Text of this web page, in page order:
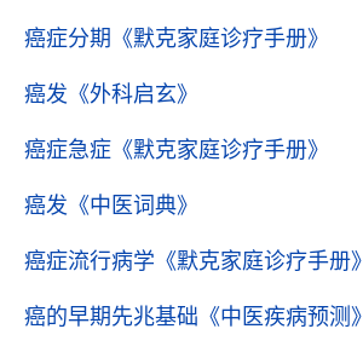
癌症分期 《默克家庭诊疗手册》
癌发 《外科启玄》
癌症急症 《默克家庭诊疗手册》
癌发 《中医词典》
癌症流行病学 《默克家庭诊疗手册》
癌的早期先兆基础 《中医疾病预测》